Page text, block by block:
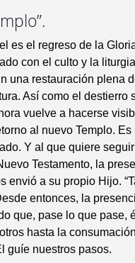
es el regreso de la
con el culto y la
una restauración plena
Así como el destierro
vuelve a hacerse
al nuevo Templo.
Y al que quiere seguir
Testamento, la
envió a su propio Hijo.
entonces, la
que, pase lo que pase,
hasta la
guíe nuestros pasos.